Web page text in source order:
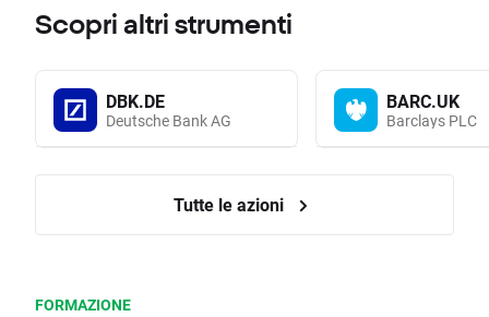
Scopri altri strumenti
DBK.DE
Deutsche Bank AG
BARC.UK
Barclays PLC
Tutte le azioni
FORMAZIONE